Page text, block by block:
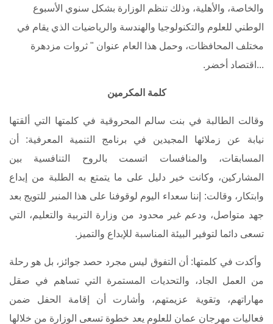
والخاصة، والأهلية، وذلك تنظم الوزارة بشكل سنوي الأسبوع
الوطني للعلوم والتكنولوجيا والهندسة والرياضيات الذي يقام في
مختلف المحافظات، وحمل هذا العام عنوان " ثروات مزدهرة
...اقتصاد أخضر .
كلمة المكرمين
وقالت الطالبة في بنت سالم المحروقية في كلمتها التي ألقتها
نيابة عن زملائها المجيدين في برنامج التنمية المعرفية: أن
المسابقات، والمنافسات اتسمت بالروح التنافسية بين
المشاركين، وكانت خير دليل على ما يتمتع به الطلبة من إبداع
وابتكار، وقالت: إننا سعداء اليوم لوقوفنا على هذا المنبر للتويج بعد
جهد متواصل، ودعم غير محدود من وزارة التربية والتعليم، التي
تسعى دائما لتوفير البيئة المناسبة للإبداع والتميز.
وأكدت في كلمتها: أن التفوق ليس مجرد حصد جوائز، بل هو رحلة
من العمل الجاد، والتحديات المستمرة التي تساهم في صقل
مهاراتهم، وتقوية عزيمتهم، وأشارت أن إقامة الحفل ضمن
فعاليات مهرجان عمان للعلوم يعد خطوة تسعى الوزارة من خلالها